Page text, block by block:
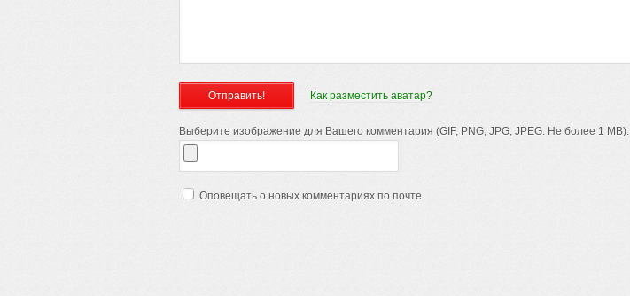
Как разместить аватар?
Выберите изображение для Вашего комментария (GIF, PNG, JPG, JPEG. Не более 1 MB):
Оповещать о новых комментариях по почте